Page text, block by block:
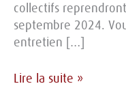
collectifs
septembre 2024.
entretien […]
La
Lire la suite »